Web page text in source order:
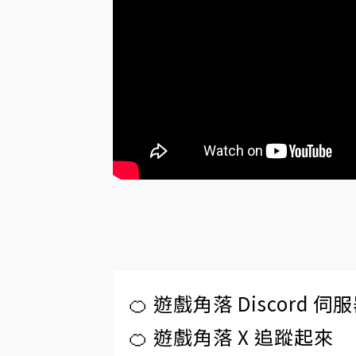
🍊 遊戲角落 Discord 伺服
🍊 遊戲角落 X 追蹤起來